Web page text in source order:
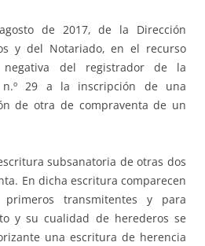
de 2017, de la Dirección
y del Notariado, en el recurso
del registrador de la
29 a la inscripción de una
de otra de compraventa de un
subsanatoria de otras dos
En dicha escritura comparecen
transmitentes y para
y su cualidad de herederos se
una escritura de herencia